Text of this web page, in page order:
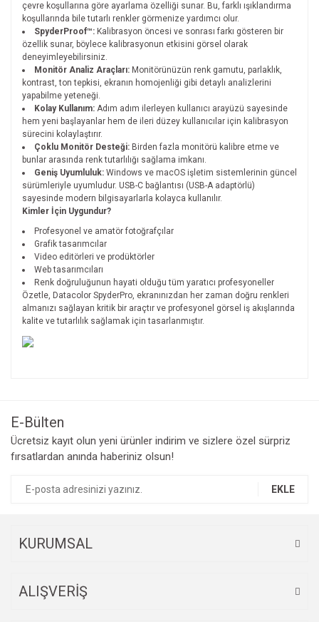
çevre koşullarına göre ayarlama özelliği sunar. Bu, farklı ışıklandırma
koşullarında bile tutarlı renkler görmenize yardımcı olur.
SpyderProof™: Kalibrasyon öncesi ve sonrası farkı gösteren bir
özellik sunar, böylece kalibrasyonun etkisini görsel olarak
deneyimleyebilirsiniz.
Monitör Analiz Araçları: Monitörünüzün renk gamutu, parlaklık,
kontrast, ton tepkisi, ekranın homojenliği gibi detaylı analizlerini
yapabilme yeteneği.
Kolay Kullanım: Adım adım ilerleyen kullanıcı arayüzü sayesinde
hem yeni başlayanlar hem de ileri düzey kullanıcılar için kalibrasyon
sürecini kolaylaştırır.
Çoklu Monitör Desteği: Birden fazla monitörü kalibre etme ve
bunlar arasında renk tutarlılığı sağlama imkanı.
Geniş Uyumluluk: Windows ve macOS işletim sistemlerinin güncel
sürümleriyle uyumludur. USB-C bağlantısı (USB-A adaptörlü)
sayesinde modern bilgisayarlarla kolayca kullanılır.
Kimler İçin Uygundur?
Profesyonel ve amatör fotoğrafçılar
Grafik tasarımcılar
Video editörleri ve prodüktörler
Web tasarımcıları
Renk doğruluğunun hayati olduğu tüm yaratıcı profesyoneller
Özetle, Datacolor SpyderPro, ekranınızdan her zaman doğru renkleri
almanızı sağlayan kritik bir araçtır ve profesyonel görsel iş akışlarında
kalite ve tutarlılık sağlamak için tasarlanmıştır.
Ürün resmi kalitesiz, bozuk veya görüntülenemiyor.
Ürün açıklamasında eksik bilgiler bulunuyor.
E-Bülten
Ücretsiz kayıt olun yeni ürünler indirim ve sizlere özel sürpriz
fırsatlardan anında haberiniz olsun!
EKLE
KURUMSAL
ALIŞVERİŞ